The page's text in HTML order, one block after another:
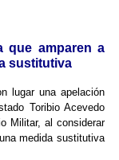
que amparen a
sustitutiva
lugar una apelación
Toribio Acevedo
Militar, al considerar
medida sustitutiva